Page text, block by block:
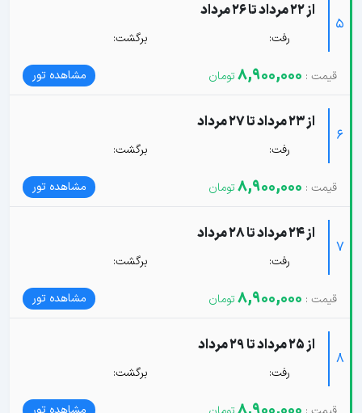
5
از 22 مرداد تا 26 مرداد
رفت: برگشت:
8,900,000 مشاهده تور
6
از 23 مرداد تا 27 مرداد
رفت: برگشت:
8,900,000 مشاهده تور
7
از 24 مرداد تا 28 مرداد
رفت: برگشت:
8,900,000 مشاهده تور
8
از 25 مرداد تا 29 مرداد
رفت: برگشت: